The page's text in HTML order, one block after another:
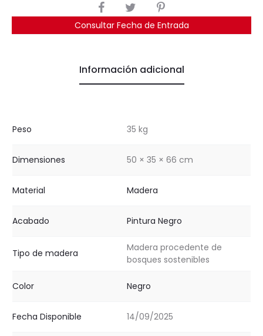
Consultar Fecha de Entrada
COMPARTIR
Información adicional
Peso 35 kg
Dimensiones 50 × 35 × 66 cm
Material Madera
Acabado Pintura Negro
Tipo de madera
Madera procedente de
bosques sostenibles
Color Negro
Fecha Disponible 14/09/2025